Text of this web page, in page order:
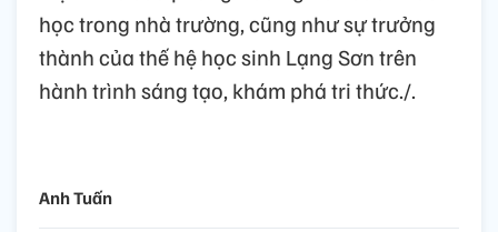
học trong nhà trường, cũng như sự trưởng
thành của thế hệ học sinh Lạng Sơn trên
hành trình sáng tạo, khám phá tri thức./.
Anh Tuấn